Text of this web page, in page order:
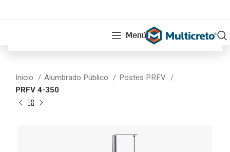
Menú
Inicio Alumbrado Público
Postes PRFV
PRFV 4-350